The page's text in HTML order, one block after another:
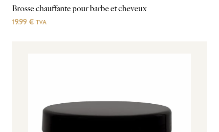
Brosse chauffante pour barbe et cheveux
19.99 € TVA